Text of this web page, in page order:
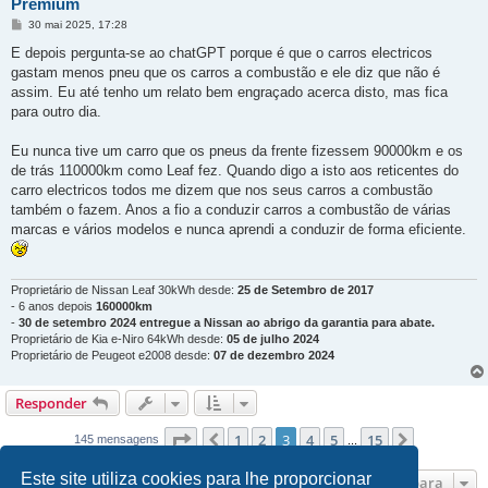
Este site utiliza cookies para lhe proporcionar
M
n
a
g
m
30 mai 2025, 17:28
E depois pergunta-se ao chatGPT porque é que o carros electricos
gastam menos pneu que os carros a combustão e ele diz que não é
assim. Eu até tenho um relato bem engraçado acerca disto, mas fica
para outro dia.
Eu nunca tive um carro que os pneus da frente fizessem 90000km e os
de trás 110000km como Leaf fez. Quando digo a isto aos reticentes do
carro electricos todos me dizem que nos seus carros a combustão
também o fazem. Anos a fio a conduzir carros a combustão de várias
marcas e vários modelos e nunca aprendi a conduzir de forma eficiente.
Proprietário de Nissan Leaf 30kWh desde: 25 de Setembro de 2017
- 6 anos depois 160000km
- 30 de setembro 2024 entregue a Nissan ao abrigo da garantia para abate.
Proprietário de Kia e-Niro 64kWh desde: 05 de julho 2024
Proprietário de Peugeot e2008 desde: 07 de dezembro 2024
Responder
145 mensagens Página de 15
Anterior
1 2 3 4 5 15
Ir para